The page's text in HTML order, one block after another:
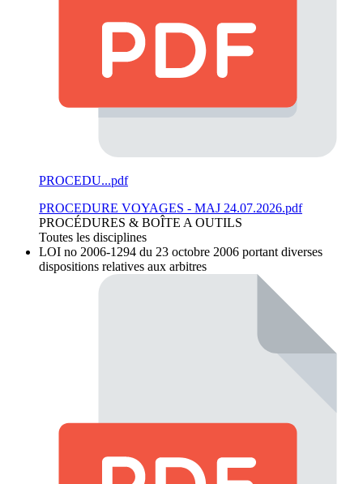
PROCEDU...pdf
PROCEDURE VOYAGES - MAJ 24.07.2026.pdf
PROCÉDURES & BOÎTE A OUTILS
Toutes les disciplines
LOI no 2006-1294 du 23 octobre 2006 portant diverses
dispositions relatives aux arbitres